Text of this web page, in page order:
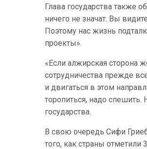
Глава государства также
ничего не значат. Вы
Поэтому нас жизнь
проекты».
«Если алжирская сторона
сотрудничества прежде
и двигаться в этом
торопиться, надо
государства.
В свою очередь Сифи
того, как страны отметили